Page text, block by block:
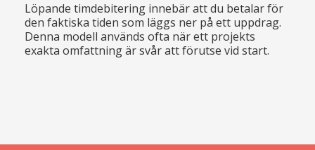
Löpande timdebitering innebär att du betalar för
den faktiska tiden som läggs ner på ett uppdrag.
Denna modell används ofta när ett projekts
exakta omfattning är svår att förutse vid start.